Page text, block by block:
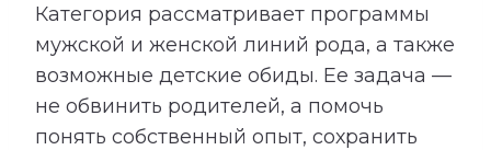
Категория рассматривает программы
мужской и женской линий рода, а также
возможные детские обиды. Ее задача —
не обвинить родителей, а помочь
понять собственный опыт, сохранить